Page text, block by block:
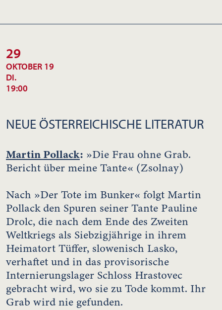
29
OKTOBER 19
DI.
19:00
NEUE ÖSTERREICHISCHE LITERATUR
Martin Pollack: »Die Frau ohne Grab.
Bericht über meine Tante« (Zsolnay)
Nach »Der Tote im Bunker« folgt Martin
Pollack den Spuren seiner Tante Pauline
Drolc, die nach dem Ende des Zweiten
Weltkriegs als Siebzigjährige in ihrem
Heimatort Tüffer, slowenisch Lasko,
verhaftet und in das provisorische
Internierungslager Schloss Hrastovec
gebracht wird, wo sie zu Tode kommt. Ihr
Grab wird nie gefunden.